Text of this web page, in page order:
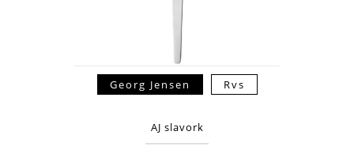
Georg Jensen Rvs
AJ slavork